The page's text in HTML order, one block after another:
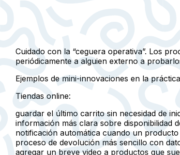
Cuidado con la “ceguera operativa”. Los
periódicamente a alguien externo a
Ejemplos de mini-innovaciones en la práctica
Tiendas online:
guardar el último carrito sin necesidad de
información más clara sobre disponibilidad
notificación automática cuando un
proceso de devolución más sencillo con
agregar un breve video a productos que